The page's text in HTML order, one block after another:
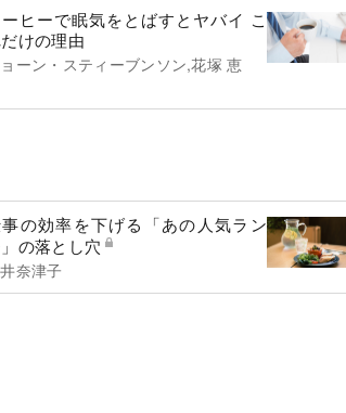
ーヒーで眠気をとばすとヤバイ こ
けの理由
ーン・スティーブンソン,花塚 恵
の効率を下げる「あの人気ラン
の落とし穴
奈津子